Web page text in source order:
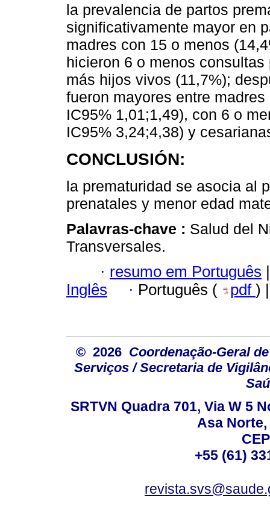
la prevalencia de partos
significativamente mayor en
madres con 15 o menos
hicieron 6 o menos
más hijos vivos (11,7%);
fueron mayores entre
IC95% 1,01;1,49), con 6 o
IC95% 3,24;4,38) y
CONCLUSIÓN:
la prematuridad se asocia al
prenatales y menor edad
Palavras-chave : Salud del
Transversales.
· resumo em Português
Inglês
· Português ( pdf )
© 2026 Coordenação-Geral
Serviços / Secretaria de
SRTVN Quadra 701, Via W 5
Asa
+55 (61)